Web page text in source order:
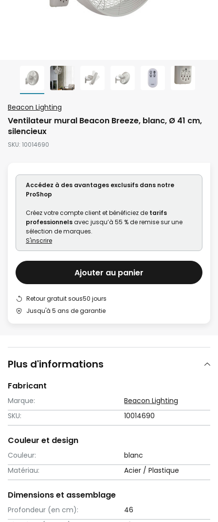
the
images
Beacon Lighting
Ventilateur mural Beacon Breeze, blanc, Ø 41 cm,
silencieux
SKU 10014690
Accédez à des avantages exclusifs dans notre
ProShop
Créez votre compte client et bénéficiez de tarifs
professionnelsavec jusqu’à 55 % de remise sur une
sélection de marques.
S'inscrire
Ajouter au panier
Retour gratuit sous50 jours
Jusqu'à 5 ans de garantie
Plus d'informations
Fabricant
Marque:
Beacon Lighting
SKU:
10014690
Couleur et design
Couleur:
blanc
Matériau:
Acier / Plastique
Dimensions et assemblage
Profondeur (en cm):
46